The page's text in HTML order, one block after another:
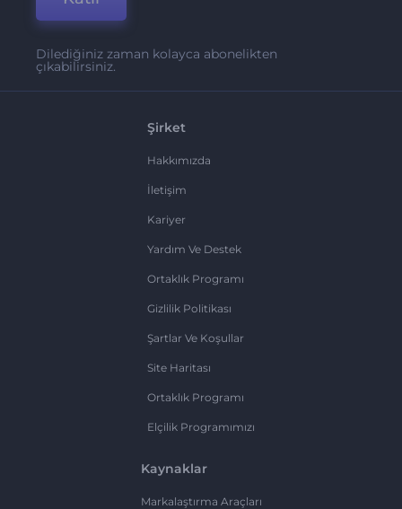
Dilediğiniz zaman kolayca abonelikten
çıkabilirsiniz.
Şirket
Hakkımızda
İletişim
Kariyer
Yardım Ve Destek
Ortaklık Programı
Gizlilik Politikası
Şartlar Ve Koşullar
Site Haritası
Ortaklık Programı
Elçilik Programımızı
Kaynaklar
Markalaştırma Araçları